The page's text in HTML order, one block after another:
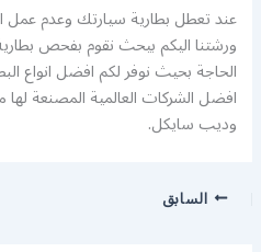
عند تعطل بطارية سيارتك وعدم عمل
ورشتنا اليكم بيحث نقوم بفحص
الحاجة بحيث نوفر لكم افضل انواع
افضل الشركات العالمية المصنعة
وديب سايكل.
السابق